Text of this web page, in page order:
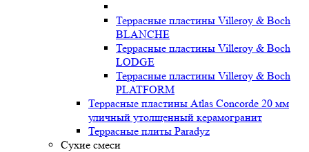
Террасные пластины Villeroy & Boch
BLANCHE
Террасные пластины Villeroy & Boch
LODGE
Террасные пластины Villeroy & Boch
PLATFORM
Террасные пластины Atlas Concorde 20 мм
уличный утолщенный керамогранит
Террасные плиты Paradyz
Сухие смеси